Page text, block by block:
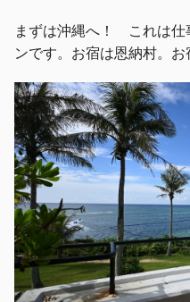
まずは沖縄へ！ これは仕
ンです。お宿は恩納村。お